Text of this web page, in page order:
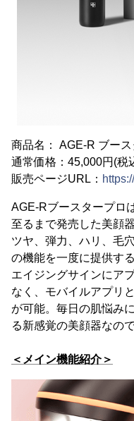
商品名： AGE-R ブース
通常価格：45,000円(税
販売ページURL：
AGE-Rブースタープロ
至るまで発売した美顔
ツヤ、弾力、ハリ、毛
の機能を一度に提供す
エイジングサインにア
なく、モバイルアプリ
が可能。毎日の肌悩み
る新感覚の美顔器なので
＜メイン機能紹介＞